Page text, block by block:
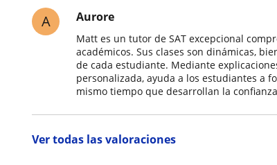
A Aurore
Matt es un tutor de SAT excepcional
académicos. Sus clases son dinámicas,
de cada estudiante. Mediante
personalizada, ayuda a los estudiantes a
mismo tiempo que desarrollan la
Ver todas las valoraciones